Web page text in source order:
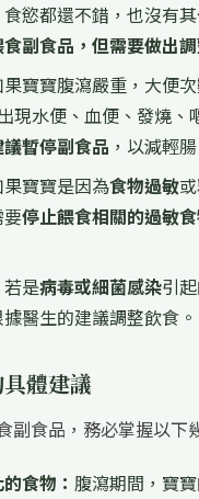
慾都還不錯，也沒有
副食品，但需要做出
寶寶腹瀉嚴重，大便
現水便、血便、發燒、
議暫停副食品 ，以減輕
寶寶是因為食物過敏或
停止餵食相關的過敏
若是病毒或細菌感染引
據醫生的建議調整飲食。
體建議
副食品，務必掌握以下
食物： 腹瀉期間，寶